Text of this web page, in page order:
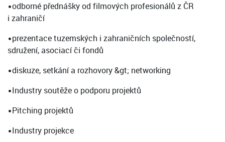
•odborné přednášky od filmových profesionálů z ČR
i zahraničí
•prezentace tuzemských i zahraničních společností,
sdružení, asociací či fondů
•diskuze, setkání a rozhovory &gt; networking
•Industry soutěže o podporu projektů
•Pitching projektů
•Industry projekce